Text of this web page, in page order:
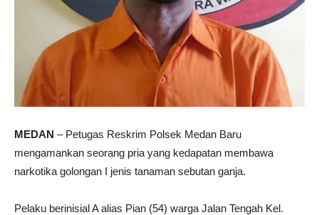
MEDAN – Petugas Reskrim Polsek Medan Baru
mengamankan seorang pria yang kedapatan membawa
narkotika golongan I jenis tanaman sebutan ganja.
Pelaku berinisial A alias Pian (54) warga Jalan Tengah Kel.